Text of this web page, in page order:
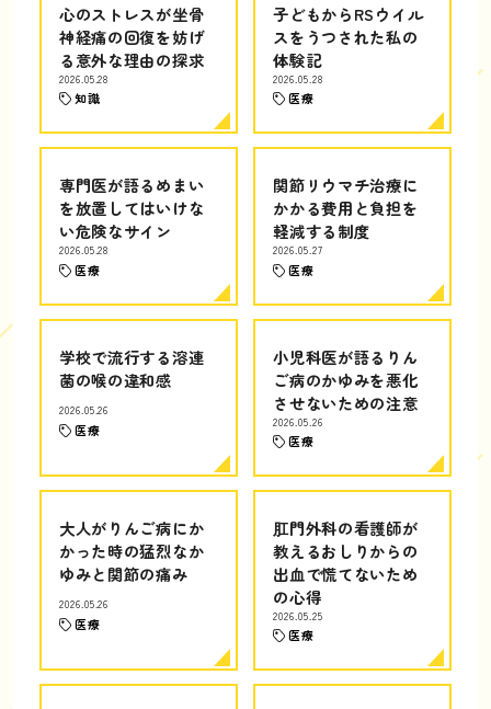
心のストレスが坐骨
神経痛の回復を妨げ
る意外な理由の探求
2026.05.28
知識
子どもからRSウイル
スをうつされた私の
体験記
2026.05.28
医療
専門医が語るめまい
を放置してはいけな
い危険なサイン
2026.05.28
医療
関節リウマチ治療に
かかる費用と負担を
軽減する制度
2026.05.27
医療
学校で流行する溶連
菌の喉の違和感
2026.05.26
医療
小児科医が語るりん
ご病のかゆみを悪化
させないための注意
2026.05.26
医療
大人がりんご病にか
かった時の猛烈なか
ゆみと関節の痛み
2026.05.26
医療
肛門外科の看護師が
教えるおしりからの
出血で慌てないため
の心得
2026.05.25
医療